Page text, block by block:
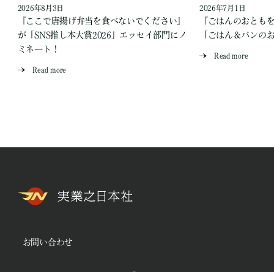
2026年8月3日
『ここで唐揚げ弁当を食べないでください』
が「SNS推し本大賞2026」エッセイ部門にノ
ミネート！
Read more
2026年7月1日
『ごはんのおとも
「ごはん＆パンの
Read more
お問い合わせ